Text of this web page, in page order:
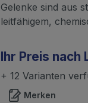
Gelenke sind aus
leitfähigem,
Ihr Preis nach
+ 12 Varianten
Merken